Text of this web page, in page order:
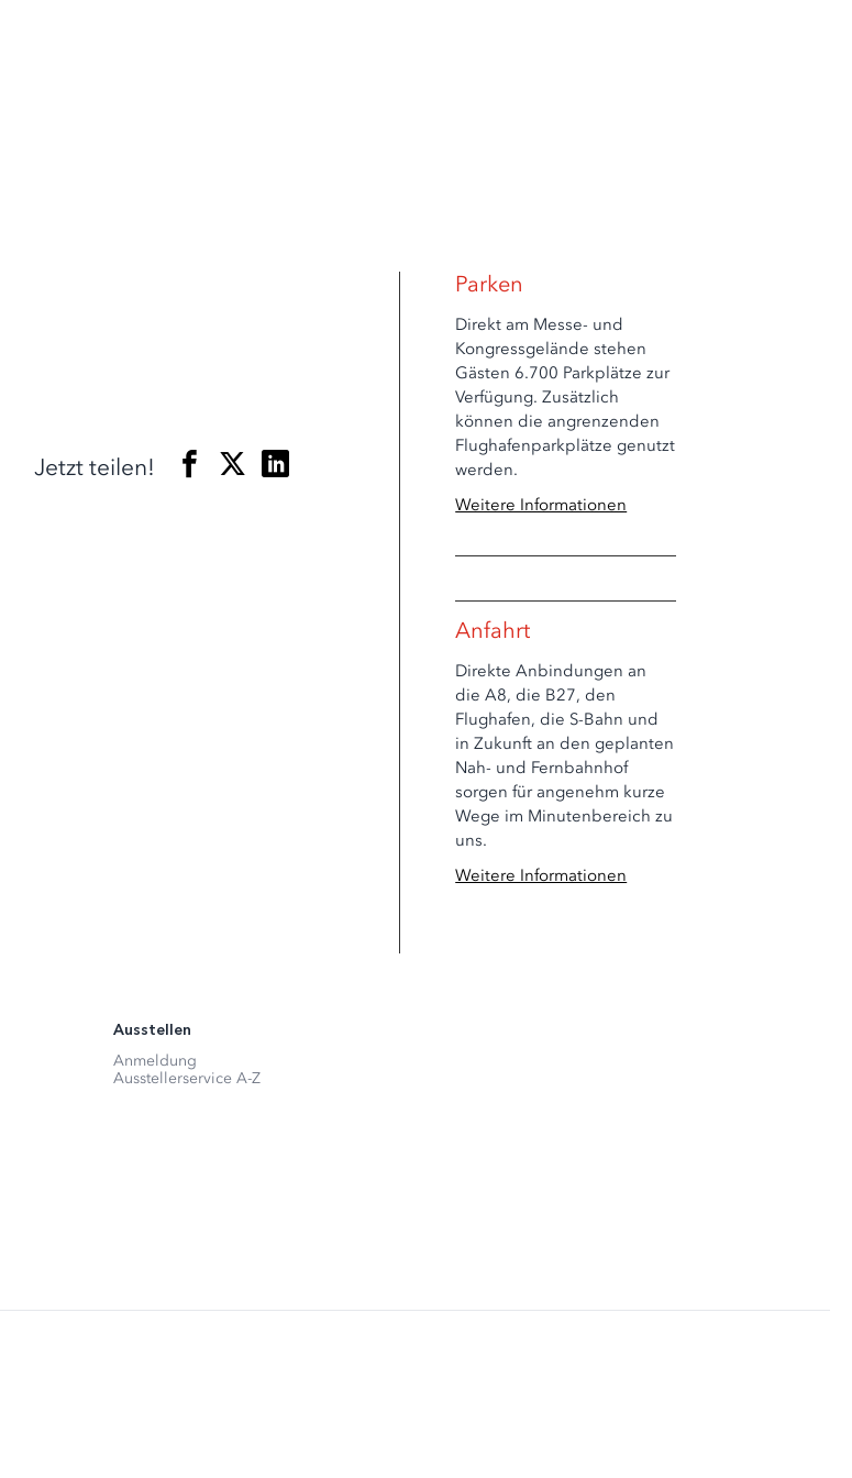
Jetzt teilen!
Parken
Direkt am Messe- und
Kongressgelände stehen
Gästen 6.700 Parkplätze zur
Verfügung. Zusätzlich
können die angrenzenden
Flughafenparkplätze genutzt
werden.
Weitere Informationen
Anfahrt
Direkte Anbindungen an
die A8, die B27, den
Flughafen, die S-Bahn und
in Zukunft an den geplanten
Nah- und Fernbahnhof
sorgen für angenehm kurze
Wege im Minutenbereich zu
uns.
Weitere Informationen
Ausstellen
Anmeldung
Ausstellerservice A-Z